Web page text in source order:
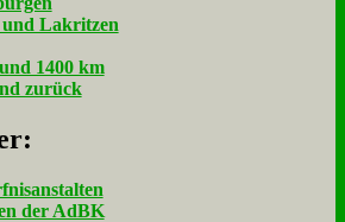
Lakritzen
1400 km
zurück
der AdBK